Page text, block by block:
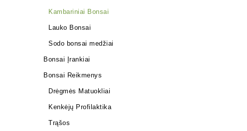
Kambariniai Bonsai
Lauko Bonsai
Sodo bonsai medžiai
Bonsai Įrankiai
Bonsai Reikmenys
Drėgmės Matuokliai
Kenkėjų Profilaktika
Trąšos